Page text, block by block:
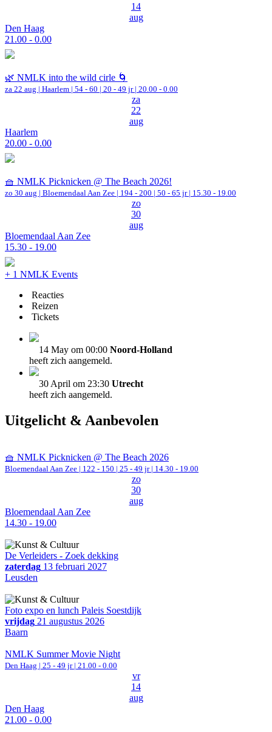
14
aug
Den Haag
21.00 - 0.00
🌿 NMLK into the wild cirle 🌀
za 22 aug | Haarlem | 54 - 60 | 20 - 49 jr | 20.00 - 0.00
za
22
aug
Haarlem
20.00 - 0.00
🧺 NMLK Picknicken @ The Beach 2026!
zo 30 aug | Bloemendaal Aan Zee | 194 - 200 | 50 - 65 jr | 15.30 - 19.00
zo
30
aug
Bloemendaal Aan Zee
15.30 - 19.00
+ 1 NMLK Events
Reacties
Reizen
Tickets
14 May om 00:00 Noord-Holland
heeft zich aangemeld.
30 April om 23:30 Utrecht
heeft zich aangemeld.
Uitgelicht & Aanbevolen
🧺 NMLK Picknicken @ The Beach 2026
Bloemendaal Aan Zee | 122 - 150 | 25 - 49 jr | 14.30 - 19.00
zo
30
aug
Bloemendaal Aan Zee
14.30 - 19.00
De Verleiders - Zoek dekking
zaterdag 13 februari 2027
Leusden
Foto expo en lunch Paleis Soestdijk
vrijdag 21 augustus 2026
Baarn
NMLK Summer Movie Night
Den Haag | 25 - 49 jr | 21.00 - 0.00
vr
14
aug
Den Haag
21.00 - 0.00